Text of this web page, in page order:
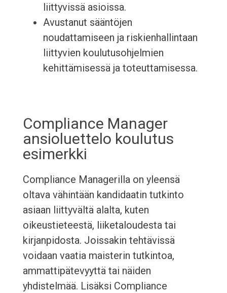
liittyvissä asioissa.
Avustanut sääntöjen
noudattamiseen ja riskienhallintaan
liittyvien koulutusohjelmien
kehittämisessä ja toteuttamisessa.
Compliance Manager
ansioluettelo koulutus
esimerkki
Compliance Managerilla on yleensä
oltava vähintään kandidaatin tutkinto
asiaan liittyvältä alalta, kuten
oikeustieteestä, liiketaloudesta tai
kirjanpidosta. Joissakin tehtävissä
voidaan vaatia maisterin tutkintoa,
ammattipätevyyttä tai näiden
yhdistelmää. Lisäksi Compliance